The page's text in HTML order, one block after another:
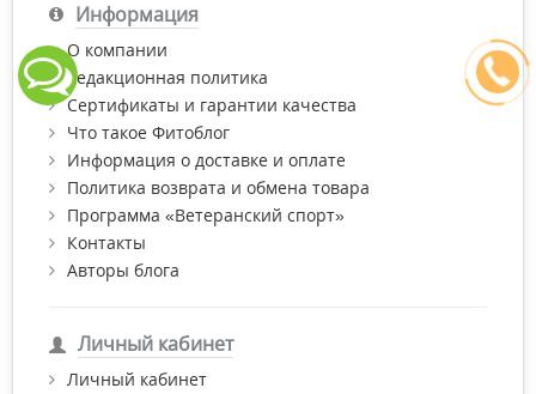
положительно сказывается на состоянии ротовой полости.
Потребителю доступны разнообразные ополаскиватели в
зависимости от предпочтений и потребностей:
лечебные — для восстановления эмали, профилактики
зубного камня и гингивита;
антибактериальные, отбеливающие и освежающие;
без фтора для беременных, людей с чувствительными
зубами и деснами;
со спиртом или без него (для людей с повышенной
сухостью во рту);
запахов;
на травах и с эфирными маслами;
Информация
О компании
Редакционная политика
Сертификаты и гарантии качества
Что такое Фитоблог
Информация о доставке и оплате
Политика возврата и обмена товара
Программа «Ветеранский спорт»
Контакты
Авторы блога
Личный кабинет
Личный кабинет